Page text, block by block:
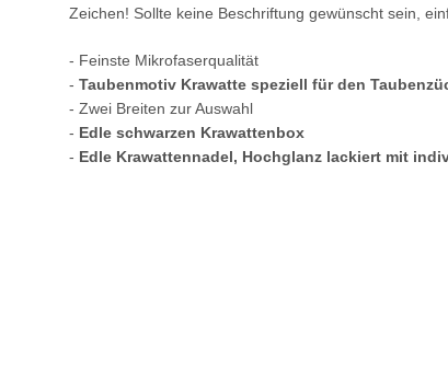
Zeichen! Sollte keine Beschriftung gewünscht sein,
- Feinste Mikrofaserqualität
- Taubenmotiv Krawatte speziell für den
- Zwei Breiten zur Auswahl
- Edle schwarzen Krawattenbox
- Edle Krawattennadel, Hochglanz lackiert mit